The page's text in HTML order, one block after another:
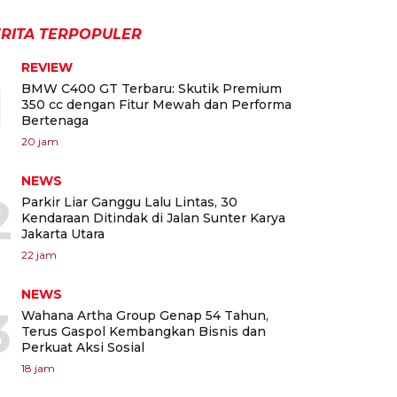
TERPOPULER
REVIEW
BMW C400 GT Terbaru: Skutik Premium
350 cc dengan Fitur Mewah dan Performa
Bertenaga
20 jam
NEWS
Parkir Liar Ganggu Lalu Lintas, 30
Kendaraan Ditindak di Jalan Sunter Karya
Jakarta Utara
22 jam
NEWS
Wahana Artha Group Genap 54 Tahun,
Terus Gaspol Kembangkan Bisnis dan
Perkuat Aksi Sosial
18 jam